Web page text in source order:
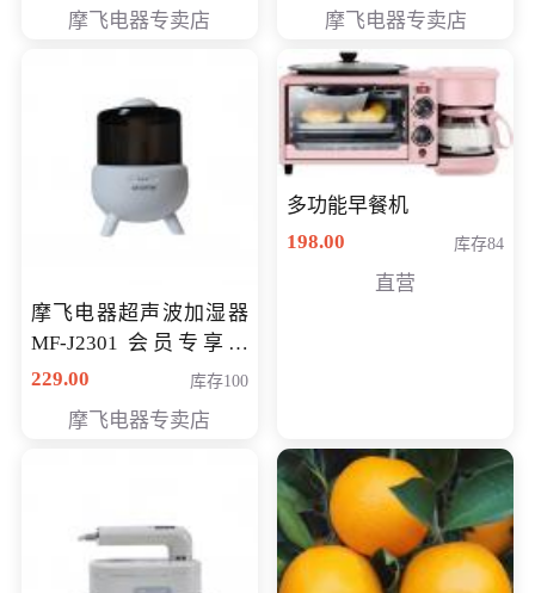
摩飞电器专卖店 摩飞电器专卖店
摩飞电器超声波加湿器
MF-J2301 会员专享价
168元
229.00 库存100
摩飞电器专卖店
多功能早餐机
198.00
库存84
直营